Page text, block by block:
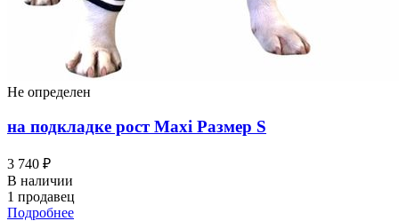
Не определен
на подкладке рост Maxi Размер S
3 740 ₽
В наличии
1 продавец
Подробнее